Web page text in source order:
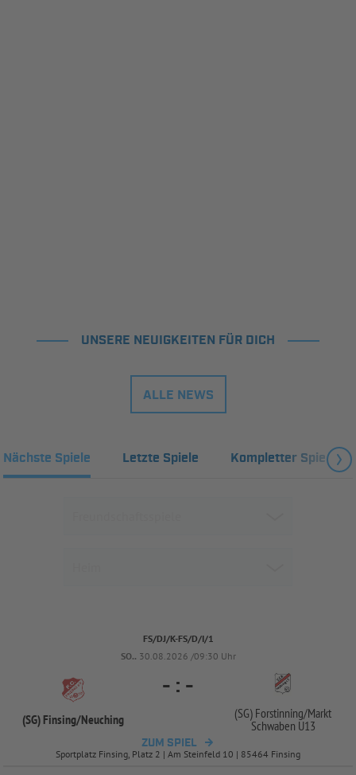
UNSERE NEUIGKEITEN FÜR DICH
ALLE NEWS
Nächste Spiele Letzte Spiele Kompletter Spielplan
FS/DJ/K-FS/D/I/1
SO.. 30.08.2026 /09:30 Uhr
(SG) Finsing/Neuching
- : -
(SG) Forstinning/Markt
Schwaben U13
ZUM SPIEL
Sportplatz Finsing, Platz 2 | Am Steinfeld 10 | 85464 Finsing